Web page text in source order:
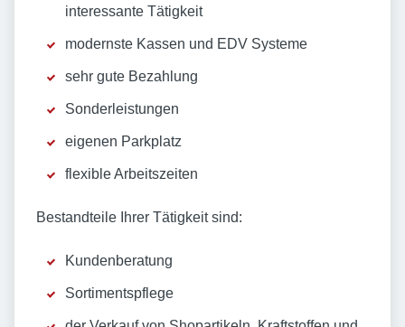
interessante Tätigkeit
modernste Kassen und EDV Systeme
sehr gute Bezahlung
Sonderleistungen
eigenen Parkplatz
flexible Arbeitszeiten
Bestandteile Ihrer Tätigkeit sind:
Kundenberatung
Sortimentspflege